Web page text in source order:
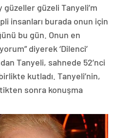
güzeller güzeli Tanyeli’m
insanları burada onun için
bu gün. Onun en
diyerek ‘Dilenci’
Tanyeli, sahnede 52’nci
kutladı. Tanyeli’nin,
sonra konuşma